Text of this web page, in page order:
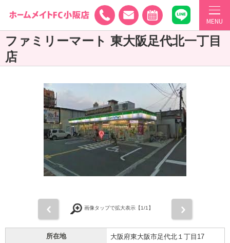
MENU
ファミリーマート 東大阪足代北一丁目
店
画像タップで拡大表示【1/1】
所在地 大阪府東大阪市足代北１丁目17